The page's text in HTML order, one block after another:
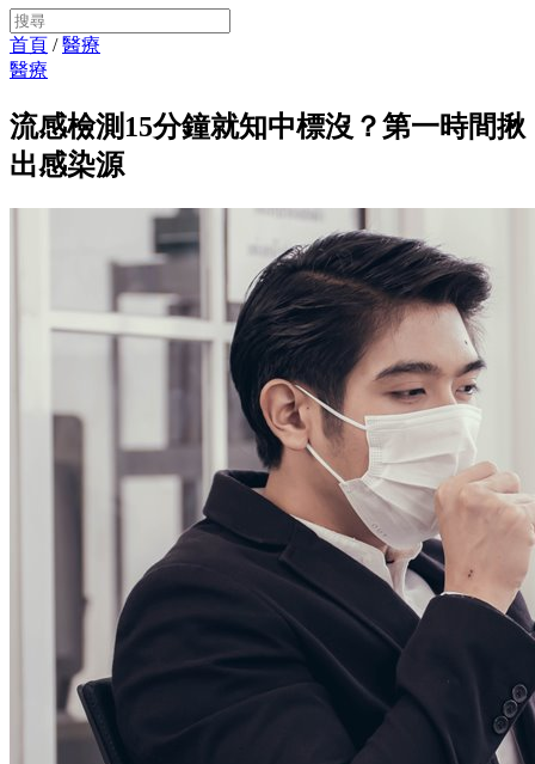
首頁 /醫療
醫療
流感檢測15分鐘就知中標沒？第一時間揪
出感染源